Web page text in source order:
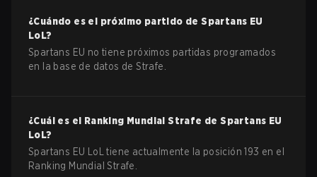
¿Cuándo es el próximo partido deSpartans EU
LoL?
Spartans EU no tiene próximos partidas programados
en la base de datos de Strafe.
¿Cuál es el Ranking Mundial Strafe deSpartans EU
LoL?
Spartans EU LoL tiene actualmente la posición 193 en el
Ranking Mundial Strafe.